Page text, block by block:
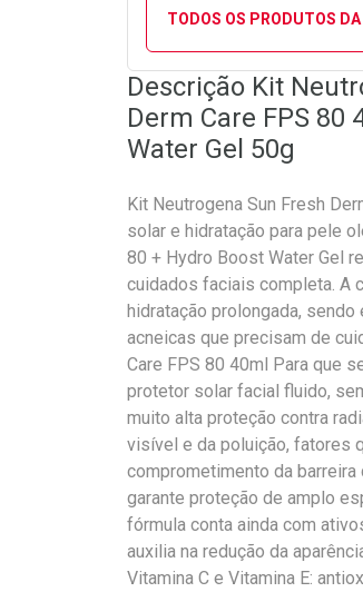
TODOS OS PRODUTOS
Descrição Kit
Derm Care FPS
Water Gel 50g
Kit Neutrogena Sun Fresh
solar e hidratação para pele
80 + Hydro Boost Water Gel
cuidados faciais completa. A
hidratação prolongada,
acneicas que precisam de
Care FPS 80 40ml Para que
protetor solar facial fluido,
muito alta proteção contra
visível e da poluição, fatores
comprometimento da
garante proteção de amplo
fórmula conta ainda com
auxilia na redução da
Vitamina C e Vitamina E: